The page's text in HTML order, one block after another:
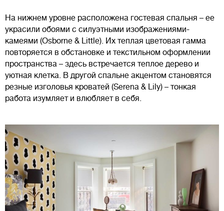
На нижнем уровне расположена гостевая спальня – ее
украсили обоями с силуэтными изображениями-
камеями (Osborne & Little). Их теплая цветовая гамма
повторяется в обстановке и текстильном оформлении
пространства – здесь встречается теплое дерево и
уютная клетка. В другой спальне акцентом становятся
резные изголовья кроватей (Serena & Lily) – тонкая
работа изумляет и влюбляет в себя.